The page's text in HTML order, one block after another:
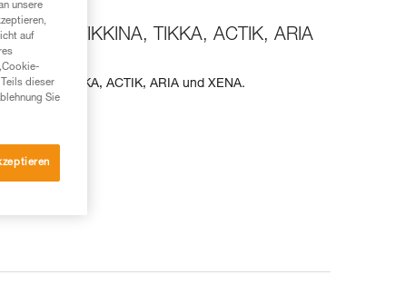
TIKKINA, TIKKA, ACTIK, ARIA
TIKKA, ACTIK, ARIA und XENA.
unsere
auf
dieser
Sie